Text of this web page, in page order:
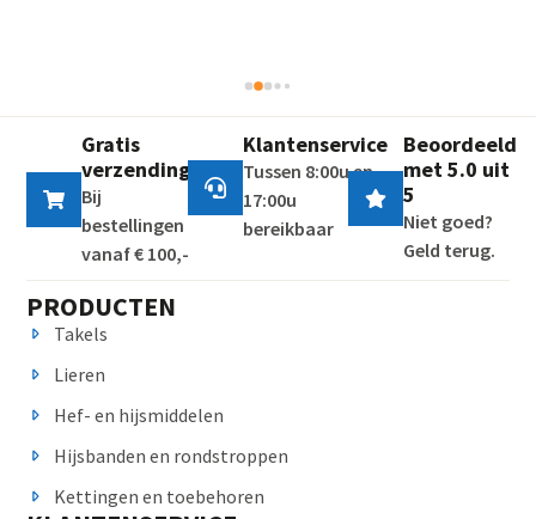
Gratis
verzending
Bij
bestellingen
vanaf € 100,-
Klantenservice
Tussen 8:00u en
17:00u
bereikbaar
Beoordeeld
met 5.0 uit
5
Niet goed?
Geld terug.
PRODUCTEN
Takels
Lieren
Hef- en hijsmiddelen
Hijsbanden en rondstroppen
Kettingen en toebehoren